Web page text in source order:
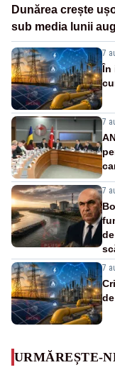
Dunărea crește
sub media lunii
7
În
7
7
7
URMĂREȘTE-